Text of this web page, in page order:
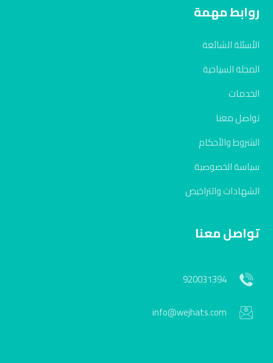
روابط مهمة
الأسئلة الشائعة
المجلة السياحية
الخدمات
تواصل معنا
الشروط والأحكام
سياسة الخصوصية
الشهادات والتراخيص
تواصل معنا
920031394
info@wejhats.com